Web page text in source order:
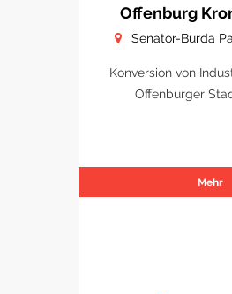
Offenburg
Senator-Burda
Konversion von
Offenburger
Mehr